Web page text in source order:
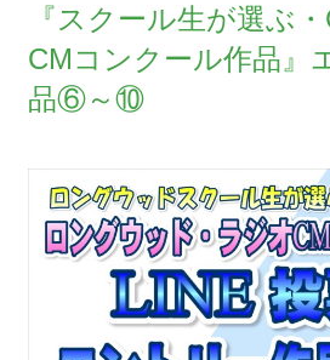
『スクール生が選ぶ
CMコンクール作品』
品⑥～⑩